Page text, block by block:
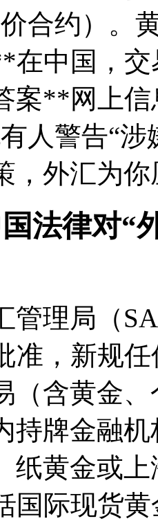
合约）。
在中国，
案**网上
人警告“
，外汇为
法律对“
管理局（
准，新规
（含黄金
持牌金融
纸黄金或
国际现货